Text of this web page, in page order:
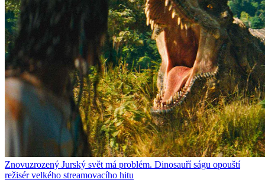
Znovuzrozený Jurský svět má problém. Dinosauří ságu opouští
režisér velkého streamovacího hitu